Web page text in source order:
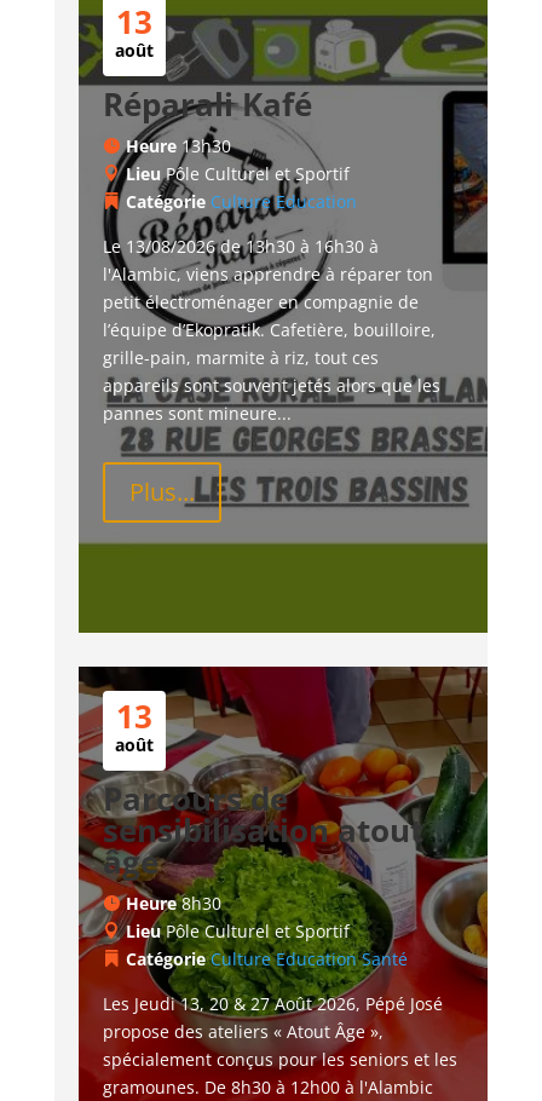
13
août
Réparali Kafé
Heure 13h30
LieuPôle Culturel et Sportif
Catégorie Culture Education
Le 13/08/2026 de 13h30 à 16h30 à
l'Alambic, viens apprendre à réparer ton
petit électroménager en compagnie de
l’équipe d’Ekopratik. Cafetière, bouilloire,
grille-pain, marmite à riz, tout ces
appareils sont souvent jetés alors que les
pannes sont mineure...
Plus...
13
août
Parcours de
sensibilisation atout
âge
Heure8h30
LieuPôle Culturel et Sportif
CatégorieCulture Education Santé
Les Jeudi 13, 20 & 27 Août 2026, Pépé José
propose des ateliers « Atout Âge »,
spécialement conçus pour les seniors et les
gramounes. De 8h30 à 12h00 à l'Alambic